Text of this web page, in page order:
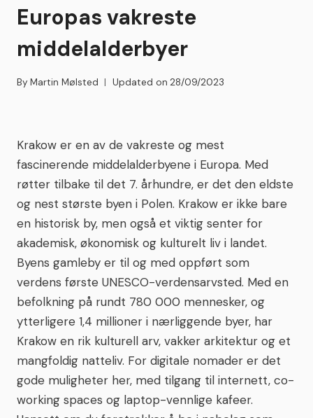
Europas vakreste
middelalderbyer
By Martin Mølsted Updated on 28/09/2023
Krakow er en av de vakreste og mest
fascinerende middelalderbyene i Europa. Med
røtter tilbake til det 7. århundre, er det den eldste
og nest største byen i Polen. Krakow er ikke bare
en historisk by, men også et viktig senter for
akademisk, økonomisk og kulturelt liv i landet.
Byens gamleby er til og med oppført som
verdens første UNESCO-verdensarvsted. Med en
befolkning på rundt 780 000 mennesker, og
ytterligere 1,4 millioner i nærliggende byer, har
Krakow en rik kulturell arv, vakker arkitektur og et
mangfoldig natteliv. For digitale nomader er det
gode muligheter her, med tilgang til internett, co-
working spaces og laptop-vennlige kafeer.